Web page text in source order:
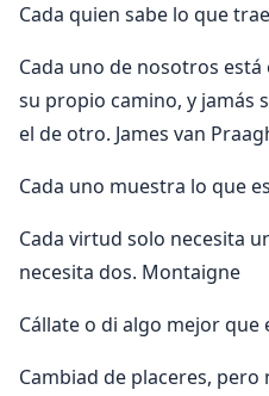
Cada quien sabe lo que
Cada uno de nosotros
su propio camino, y jamás
el de otro. James van
Cada uno muestra lo que
Cada virtud solo necesita
necesita dos. Montaigne
Cállate o di algo mejor que
Cambiad de placeres, pero